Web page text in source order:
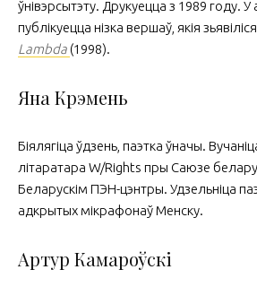
ўнівэрсытэту. Друкуецца з 1989 году. У
публікуецца нізка вершаў, якія
Lambda (1998).
Яна Крэмень
Біялягіца ўдзень, паэтка ўначы.
літаратара W/Rights пры Саюзе
Беларускiм ПЭН-цэнтры. Удзельніца
адкрытых мік­рафонаў Менску.
Артур Камароўскі